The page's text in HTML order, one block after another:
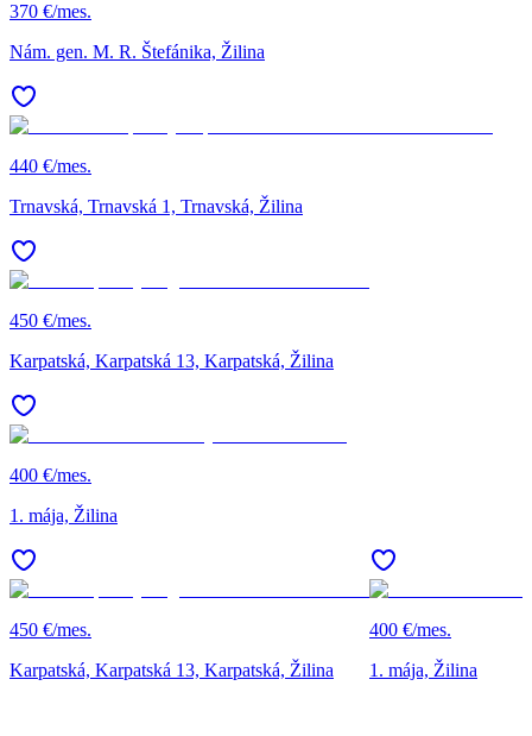
370 €/mes.
Nám. gen. M. R. Štefánika, Žilina
440 €/mes.
Trnavská, Trnavská 1, Trnavská, Žilina
450 €/mes.
Karpatská, Karpatská 13, Karpatská, Žilina
400 €/mes.
1. mája, Žilina
450 €/mes.
Karpatská, Karpatská 13, Karpatská, Žilina
400 €/mes.
1. mája, Žilina